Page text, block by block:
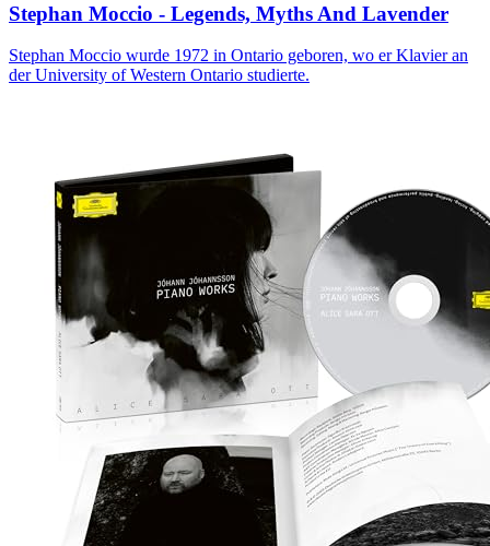
Stephan Moccio - Legends, Myths And Lavender
Stephan Moccio wurde 1972 in Ontario geboren, wo er Klavier an
der University of Western Ontario studierte.